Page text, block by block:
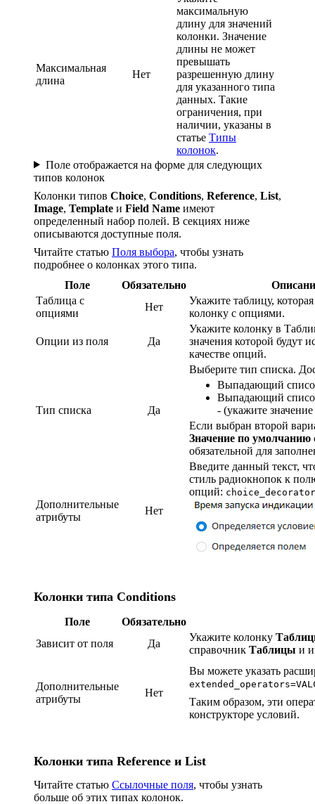
Максимальная
длина
Нет
максимальную
длину для значений
колонки. Значение
длины не может
превышать
разрешенную длину
для указанного типа
данных. Такие
ограничения, при
наличии, указаны в
статье Типы
колонок.
Поле отображается на форме для следующих
типов колонок
Колонки типов Choice, Conditions, Reference, List,
Image, Template и Field Name имеют
определенный набор полей. В секциях ниже
описываются доступные поля.
Читайте статью Поля выбора, чтобы узнать
подробнее о колонках этого типа.
Поле
Обязательно
Таблица с
опциями
Нет
Укажите таблицу,
колонку с опциями.
Опции из поля Да
Укажите колонку в
значения которой будут
качестве опций.
Тип списка Да
Выберите тип списка.
Выпадающий
Выпадающий
- (укажите
Если выбран второй
Значение по умолчанию
обязательной для
Дополнительные
атрибуты
Нет
Введите данный текст,
стиль радиокнопок к
опций:
Колонки типа Conditions
Поле
Обязательно
Зависит от поля
Да
Укажите колонку
справочник Таблицы и
Дополнительные
атрибуты
Нет
Вы можете указать
Таким образом, эти
конструкторе условий.
Колонки типа Reference и List
Читайте статью Ссылочные поля, чтобы узнать
больше об этих типах колонок.